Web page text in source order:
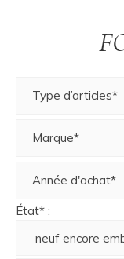
État* :